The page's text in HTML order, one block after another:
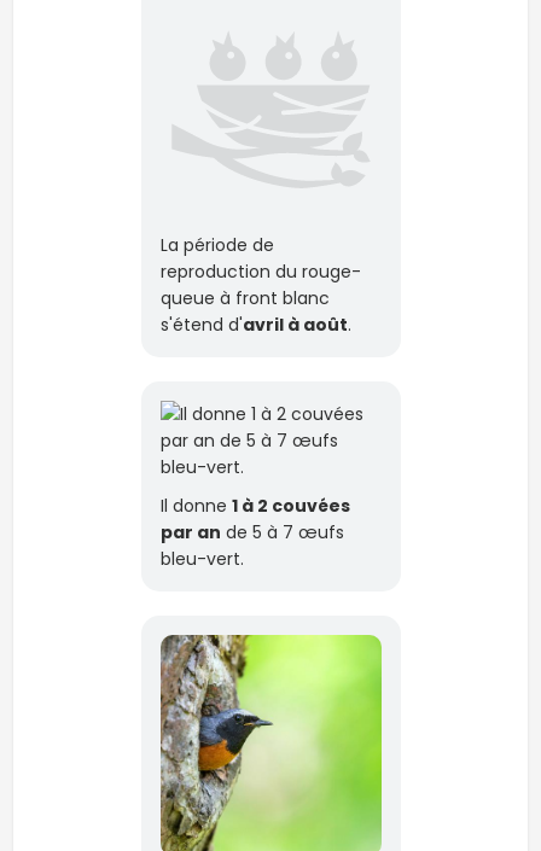
La période de
reproduction du rouge-
queue à front blanc
s'étend d'avril à août.
Il donne 1 à 2 couvées
par an de 5 à 7 œufs
bleu-vert.